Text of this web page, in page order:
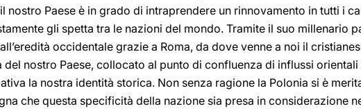
nostro Paese è in grado di intraprendere un rinnovamento in tutti i
gli spetta tra le nazioni del mondo. Tramite il suo millenario
occidentale grazie a Roma, da dove venne a noi il
nostro Paese, collocato al punto di confluenza di influssi orientali
la nostra identità storica. Non senza ragione la Polonia si è
che questa specificità della nazione sia presa in considerazione